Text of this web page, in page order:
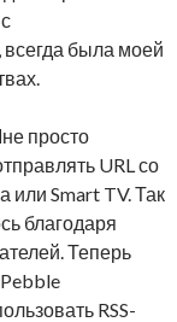
была моей
просто
URL со
или Smart TV. Так
благодаря
Теперь
RSS-